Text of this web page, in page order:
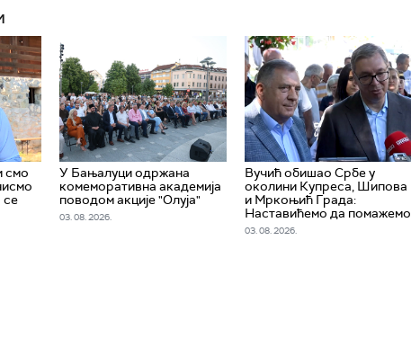
смо
се
У Бањалуци одржана
комеморативна академија
поводом акције "Олуја"
03. 08. 2026.
Вучић обишао Србе у
околини Купреса, Шипова
и Мркоњић Града:
Наставићемо да помажемо
03. 08. 2026.